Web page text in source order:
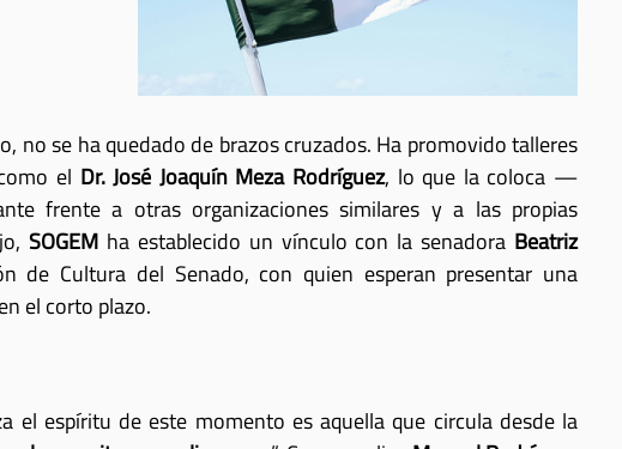
no se ha quedado de brazos cruzados. Ha promovido talleres
el Dr. José Joaquín Meza Rodríguez, lo que la coloca —
frente a otras organizaciones similares y a las propias
SOGEM ha establecido un vínculo con la senadora Beatriz
de Cultura del Senado, con quien esperan presentar una
el corto plazo.
el espíritu de este momento es aquella que circula desde la